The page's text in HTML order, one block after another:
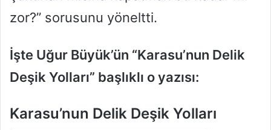
zor?” sorusunu yöneltti.
İşte Uğur Büyük’ün “Karasu’nun Delik
Deşik Yolları” başlıklı o yazısı:
Karasu’nun Delik Deşik Yolları